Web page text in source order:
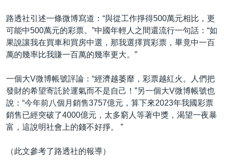
路透社引述一條微博寫道：“與從工作掙得500萬元相比，更
可能中500萬元的彩票。”中國年輕人之間還流行一句話：“如
果說讓我在買車和買房中選，那我選擇買彩票，畢竟中一百
萬的幾率比我賺一百萬的幾率更大。”
一個大V微博帳號評論：“經濟越萎靡，彩票越紅火。人們把
發財的希望寄託於運氣而不是自己！”另一個大V微博帳號也
說：“今年前八個月銷售3757億元，算下來2023年我國彩票
銷售已經突破了4000億元，太多窮人等著中獎，渴望一夜暴
富，這說明社會上的錢不好掙。 ”
（此文參考了路透社的報導）